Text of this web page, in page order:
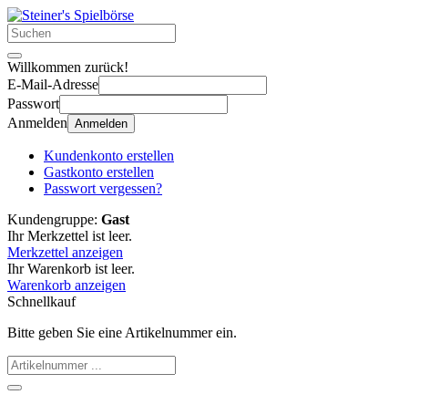
Willkommen zurück!
E-Mail-Adresse
Passwort
Anmelden Anmelden
Kundenkonto erstellen
Gastkonto erstellen
Passwort vergessen?
Kundengruppe: Gast
Ihr Merkzettel ist leer.
Merkzettel anzeigen
Ihr Warenkorb ist leer.
Warenkorb anzeigen
Schnellkauf
Bitte geben Sie eine Artikelnummer ein.